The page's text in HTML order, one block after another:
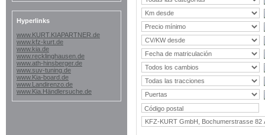
Hyperlinks
www.KURT.KIAPARTNER.de
www.kfz-kurt.de
www.kia.de
www.recklinghausen.de
www.ath-hinsberger.de
www.suv-tuning.de
www.Kia-board.de
www.Landirenzo.de
www.Kia.Händlersuche.de